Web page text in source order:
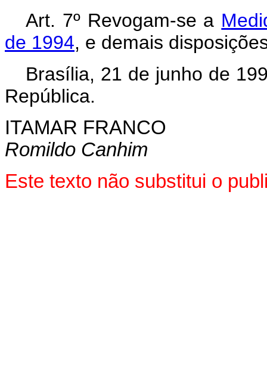
Art. 7º Revogam-se a
de 1994, e demais
Brasília, 21 de junho de
República.
ITAMAR FRANCO
Romildo Canhim
Este texto não substitui o